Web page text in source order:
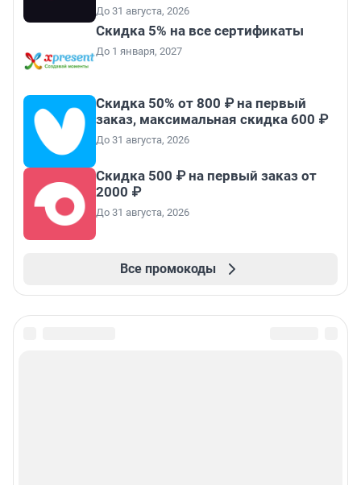
До 31 августа, 2026
Скидка 5% на все сертификаты
До 1 января, 2027
Скидка 50% от 800 ₽ на первый
заказ, максимальная скидка 600 ₽
До 31 августа, 2026
Скидка 500 ₽ на первый заказ от
2000 ₽
До 31 августа, 2026
Все промокоды